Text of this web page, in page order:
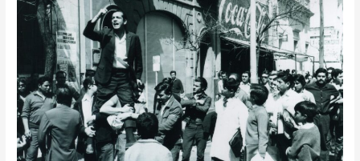
circuito
guiado
para
volver
sobre
la
historia
del
Cordobazo
en